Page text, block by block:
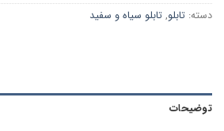
دسته: تابلو, تابلو سیاه و سفید
توضیحات